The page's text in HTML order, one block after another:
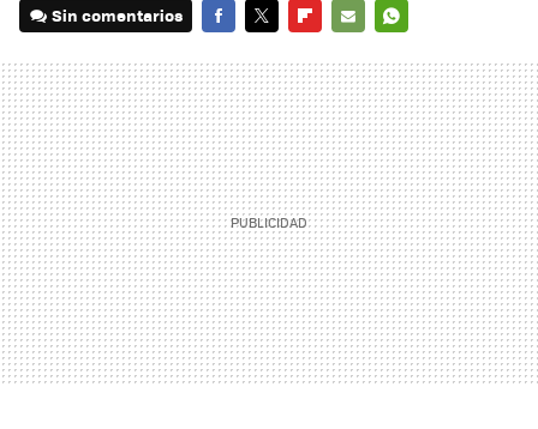
Sin comentarios
MAIL